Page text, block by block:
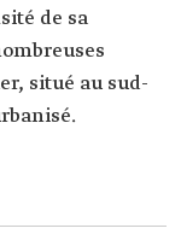
de sa
situé au sud-